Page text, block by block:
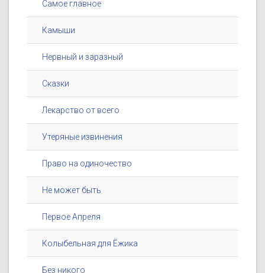
Самое главное
Камыши
Нервный и заразный
Сказки
Лекарство от всего
Утеряные извинения
Право на одиночество
Не может быть
Первое Апреля
Колыбельная для Ёжика
Без никого